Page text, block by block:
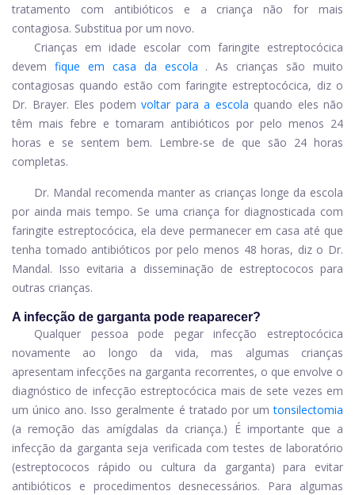
tratamento com antibióticos e a criança não for mais
contagiosa. Substitua por um novo.
Crianças em idade escolar com faringite estreptocócica
devem fique em casa da escola . As crianças são muito
contagiosas quando estão com faringite estreptocócica, diz o
Dr. Brayer. Eles podem voltar para a escola quando eles não
têm mais febre e tomaram antibióticos por pelo menos 24
horas e se sentem bem. Lembre-se de que são 24 horas
completas.
Dr. Mandal recomenda manter as crianças longe da escola
por ainda mais tempo. Se uma criança for diagnosticada com
faringite estreptocócica, ela deve permanecer em casa até que
tenha tomado antibióticos por pelo menos 48 horas, diz o Dr.
Mandal. Isso evitaria a disseminação de estreptococos para
outras crianças.
A infecção de garganta pode reaparecer?
Qualquer pessoa pode pegar infecção estreptocócica
novamente ao longo da vida, mas algumas crianças
apresentam infecções na garganta recorrentes, o que envolve o
diagnóstico de infecção estreptocócica mais de sete vezes em
um único ano. Isso geralmente é tratado por um tonsilectomia
(a remoção das amígdalas da criança.) É importante que a
infecção da garganta seja verificada com testes de laboratório
(estreptococos rápido ou cultura da garganta) para evitar
antibióticos e procedimentos desnecessários. Para algumas